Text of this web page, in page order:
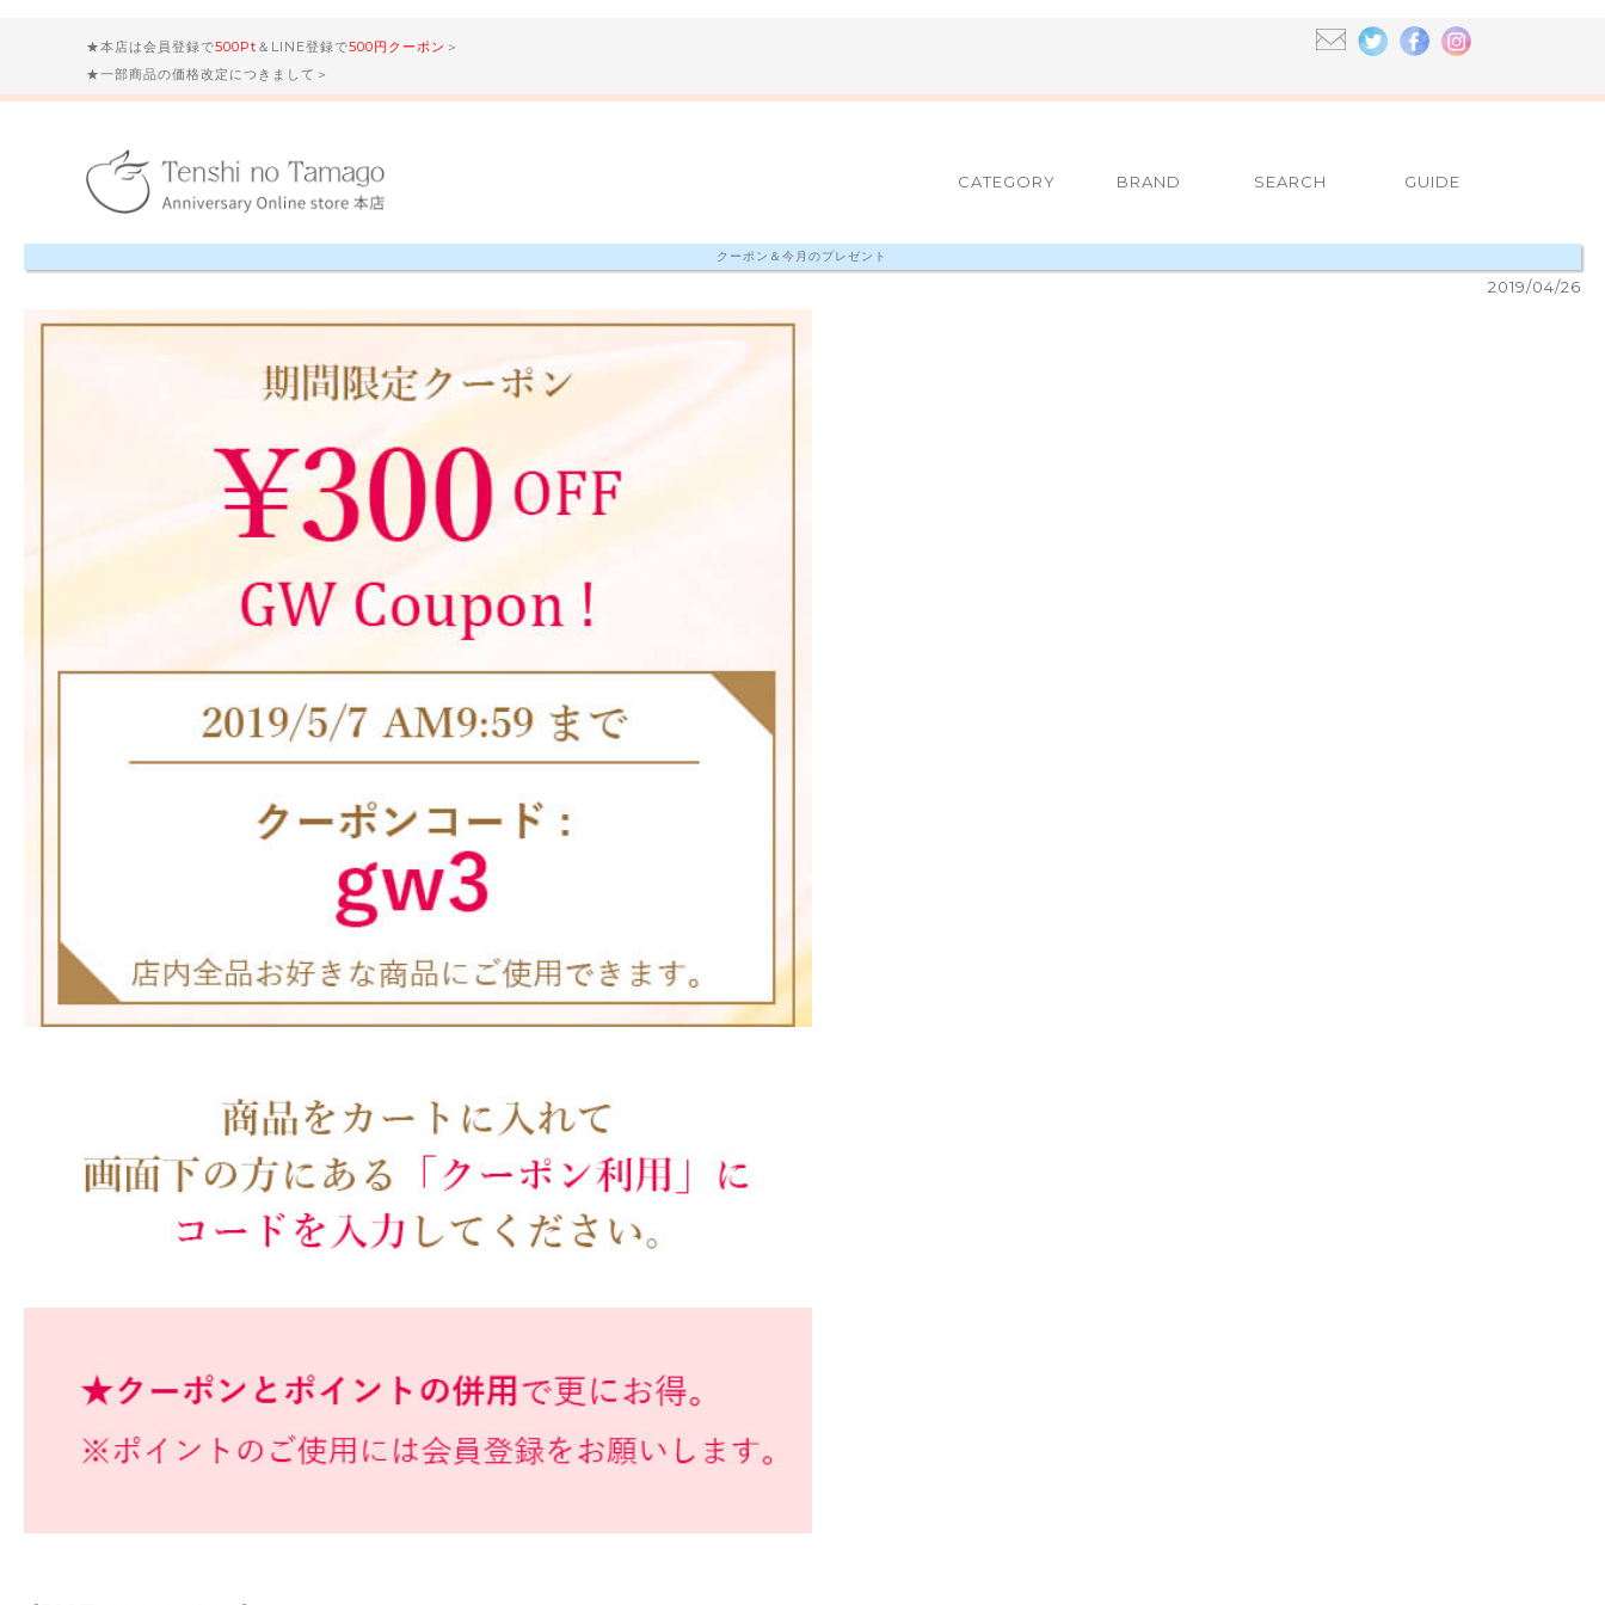
★本店は会員登録で500Pt ＆LINE登録で500円クーポン ＞
★一部商品の価格改定につきまして＞
CATEGORY BRAND SEARCH GUIDE
クーポン＆今月のプレゼント
2019/04/26